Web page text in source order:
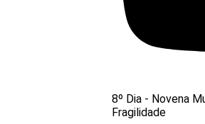
8º Dia - Novena
Fragilidade